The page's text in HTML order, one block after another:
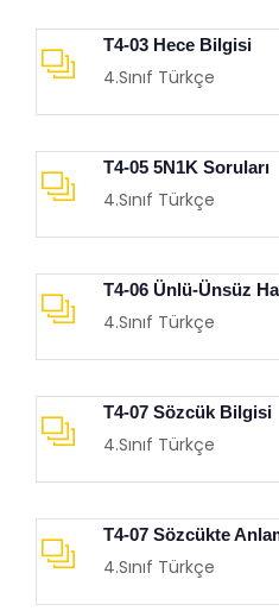
T4-03 Hece Bilgisi
4.Sınıf Türkçe
T4-05 5N1K Soruları
4.Sınıf Türkçe
T4-06 Ünlü-Ünsüz
4.Sınıf Türkçe
T4-07 Sözcük Bilgisi
4.Sınıf Türkçe
T4-07 Sözcükte
4.Sınıf Türkçe